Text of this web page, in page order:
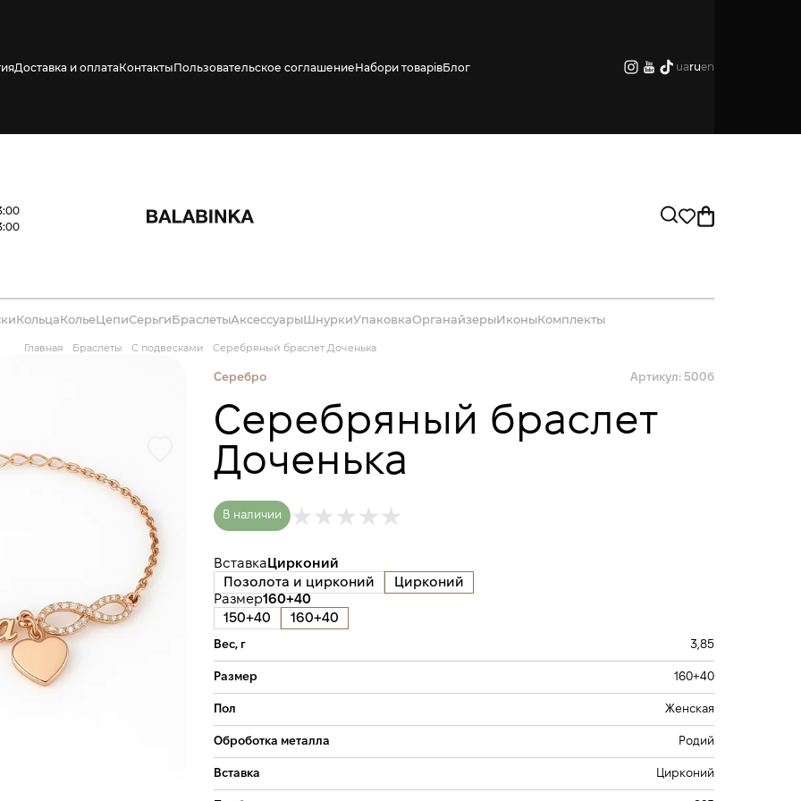
Доставка и оплатаКонтактыПользовательское соглашениеНабори товарівБлог uaruen
КольцаКольеЦепиСерьгиБраслетыАксессуарыШнуркиУпаковкаОрганайзерыИконыКомплекты
Главная Браслеты С подвесками Серебряный браслет Доченька
Серебро Артикул: 500б
Серебряный браслет
Доченька
В наличии
Вставка Цирконий
Позолота и цирконий
Цирконий
Размер160+40
150+40
160+40
Вес, г 3,85
Размер 160+40
Пол Женская
Оброботка металла Родий
Вставка Цирконий